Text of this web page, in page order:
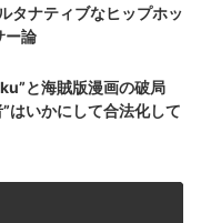
タナティブなヒップホッ
ー論
と海賊版漫画の破局
はいかにして合法化して